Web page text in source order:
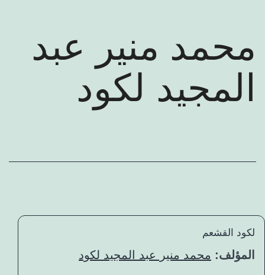
عرض كتب
محمد منير عبد
المجيد لكود
لكود القشعم
المؤلف: محمد منير عبد المجيد لكود